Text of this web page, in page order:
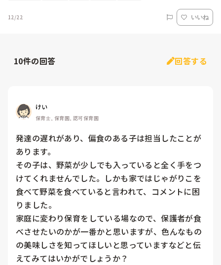
12/22 いいね
10件の回答 回答する
けい
保育士, 保育園, 認可保育園
発達の遅れがあり、偏食のある子は担当したことが
あります。
その子は、野菜が少しでも入っていると全く手をつ
けてくれませんでした。しかも家ではじゃがりこを
食べて野菜を食べていると言われて、コメントに困
りました。
家庭に変わり保育をしている場なので、保護者が食
べさせたいのかが一番かと思いますが、色んなもの
の美味しさを知ってほしいと思っていますなどと伝
えてみてはいかがでしょうか？